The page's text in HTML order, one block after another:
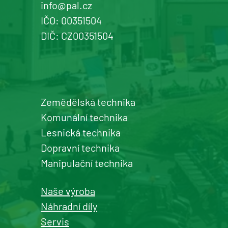
info@pal.cz
IČO: 00351504
DIČ: CZ00351504
Zemědělská technika
Komunální technika
Lesnická technika
Dopravní technika
Manipulační technika
Naše výroba
Náhradní díly
Servis